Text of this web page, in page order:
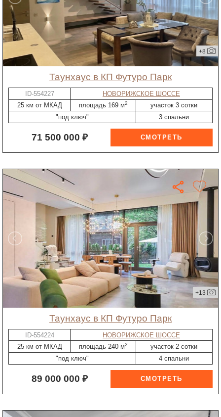
+8
таунхаус в КП Футуро Парк
ID-554227
НОВОРИЖСКОЕ ШОССЕ
25 км от МКАД
площадь 169 м2
участок 3 сотки
"под ключ"
3 спальни
71 500 000 ₽
+13
таунхаус в КП Футуро Парк
ID-554224
НОВОРИЖСКОЕ ШОССЕ
25 км от МКАД
площадь 240 м2
участок 2 сотки
"под ключ"
4 спальни
89 000 000 ₽